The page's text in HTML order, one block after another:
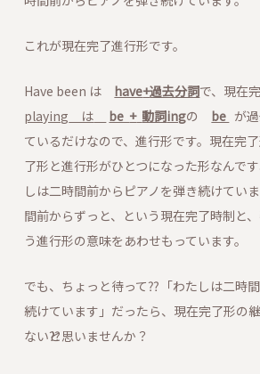
これが現在完了進行形です。
Have been は have+過去分詞で、現在
playing は be + 動詞ingの be が
ているだけなので、進行形です。現在完
了形と進行形がひとつになった形なんで
しは二時間前からピアノを弾き続けてい
間前からずっと、という現在完了時制と
う進行形の意味をあわせもっています。
でも、ちょっと待って⁇ 「わたしは二時
続けています」だったら、現在完了形の
ない⁇と思いませんか？